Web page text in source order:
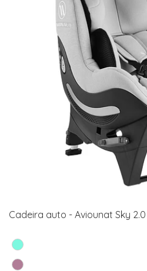
Cadeira auto - Aviounat Sky 2.0